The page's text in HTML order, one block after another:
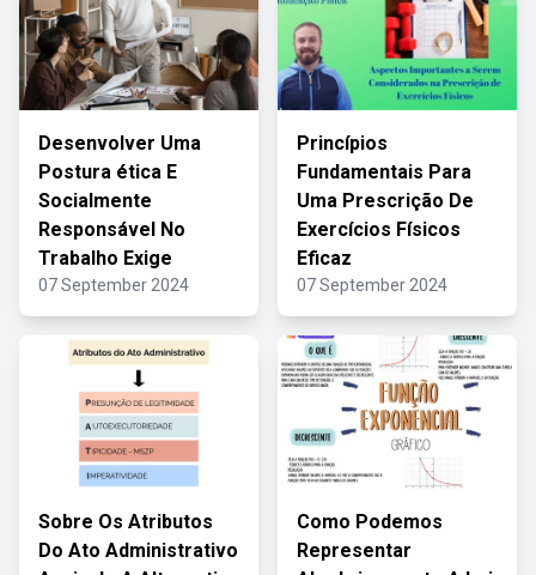
Desenvolver Uma
Postura ética E
Socialmente
Responsável No
Trabalho Exige
07 September 2024
Princípios
Fundamentais Para
Uma Prescrição De
Exercícios Físicos
Eficaz
07 September 2024
Sobre Os Atributos
Do Ato Administrativo
Como Podemos
Representar